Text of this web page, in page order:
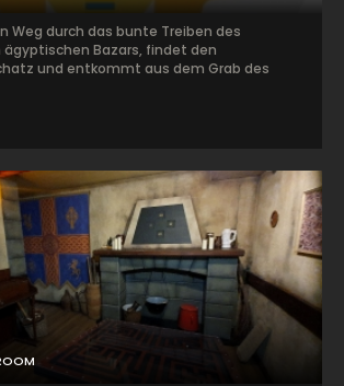
Weg durch das bunte Treiben des
Bazars, findet den
und entkommt aus dem Grab des